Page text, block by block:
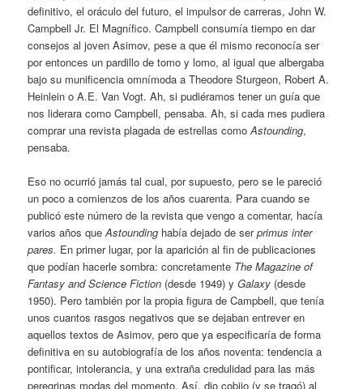
definitivo, el oráculo del futuro, el impulsor de carreras, John W.
Campbell Jr. El Magnífico. Campbell consumía tiempo en dar
consejos al joven Asimov, pese a que él mismo reconocía ser
por entonces un pardillo de tomo y lomo, al igual que albergaba
bajo su munificencia omnímoda a Theodore Sturgeon, Robert A.
Heinlein o A.E. Van Vogt. Ah, si pudiéramos tener un guía que
nos liderara como Campbell, pensaba. Ah, si cada mes pudiera
comprar una revista plagada de estrellas comoAstounding,
pensaba.
Eso no ocurrió jamás tal cual, por supuesto, pero se le pareció
un poco a comienzos de los años cuarenta. Para cuando se
publicó este número de la revista que vengo a comentar, hacía
varios años queAstounding había dejado de serprimus inter
pares. En primer lugar, por la aparición al fin de publicaciones
que podían hacerle sombra: concretamente The Magazine of
Fantasy and Science Fiction (desde 1949) yGalaxy (desde
1950). Pero también por la propia figura de Campbell, que tenía
unos cuantos rasgos negativos que se dejaban entrever en
aquellos textos de Asimov, pero que ya especificaría de forma
definitiva en su autobiografía de los años noventa: tendencia a
pontificar, intolerancia, y una extraña credulidad para las más
peregrinas modas del momento. Así, dio cobijo (y se tragó) al